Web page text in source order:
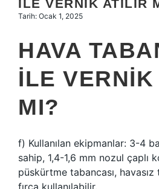
ILE VERNIK ATILIR
Tarih: Ocak 1, 2025
HAVA
ILE VERNIK
MI?
f) Kullanılan ekipmanlar: 3-4
sahip, 1,4-1,6 mm nozul çaplı
püskürtme tabancası,
fırça kullanılabilir.